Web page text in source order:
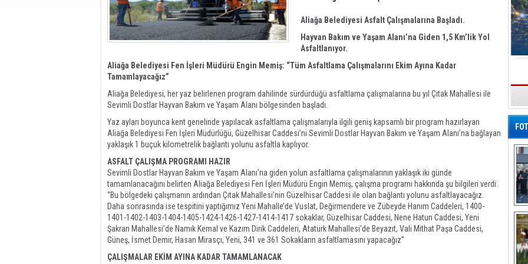
Aliağa Belediyesi Asfalt Çalışmalarına Başladı.
Hayvan Bakım ve Yaşam Alanı’na Giden 1,5 Km’lik Yol
Asfaltlanıyor.
Aliağa Belediyesi Fen İşleri Müdürü Engin Memiş: “Tüm Asfaltlama Çalışmalarını Ekim Ayına Kadar
Tamamlayacağız”
Aliağa Belediyesi, her yaz belirlenen program dahilinde sürdürdüğü asfaltlama çalışmalarına bu yıl Çıtak Mahallesi ile
Sevimli Dostlar Hayvan Bakım ve Yaşam Alanı bölgesinden başladı.
Yaz ayları boyunca kent genelinde yapılacak asfaltlama çalışmalarıyla ilgili geniş kapsamlı bir program hazırlayan
Aliağa Belediyesi Fen İşleri Müdürlüğü, Güzelhisar Caddesi’ni Sevimli Dostlar Hayvan Bakım ve Yaşam Alanı’na bağlayan
yaklaşık 1 buçuk kilometrelik bağlantı yolunu asfaltla kaplıyor.
ASFALT ÇALIŞMA PROGRAMI HAZIR
Sevimli Dostlar Hayvan Bakım ve Yaşam Alanı’na giden yolun asfaltlama çalışmalarının yaklaşık iki günde
tamamlanacağını belirten Aliağa Belediyesi Fen İşleri Müdürü Engin Memiş, çalışma programı hakkında şu bilgileri verdi:
“Bu bölgedeki çalışmanın ardından Çıtak Mahallesi’nin Güzelhisar Caddesi ile olan bağlantı yolunu asfaltlayacağız.
Daha sonrasında ise tespitini yaptığımız Yeni Mahalle’de Vuslat, Değirmendere ve Zübeyde Hanım Caddeleri, 1400-
1401-1402-1403-1404-1405-1424-1426-1427-1414-1417 sokaklar, Güzelhisar Caddesi, Nene Hatun Caddesi, Yeni
Şakran Mahallesi’de Namık Kemal ve Kazım Dirik Caddeleri, Atatürk Mahallesi’de Beyazıt, Vali Mithat Paşa Caddesi,
Güneş, İsmet Demir, Hasan Mirasçı, Yeni, 341 ve 361 Sokakların asfaltlamasını yapacağız”
ÇALIŞMALAR EKİM AYINA KADAR TAMAMLANACAK